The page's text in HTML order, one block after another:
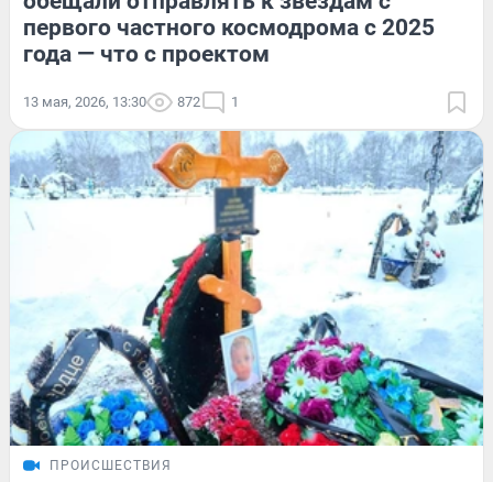
первого частного космодрома с 2025
года — что с проектом
13 мая, 2026, 13:30 872 1
ПРОИСШЕСТВИЯ